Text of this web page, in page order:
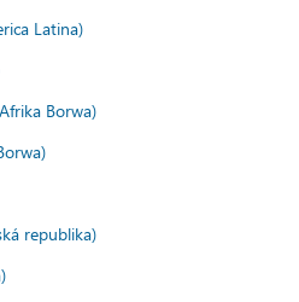
Latina)
Borwa)
republika)